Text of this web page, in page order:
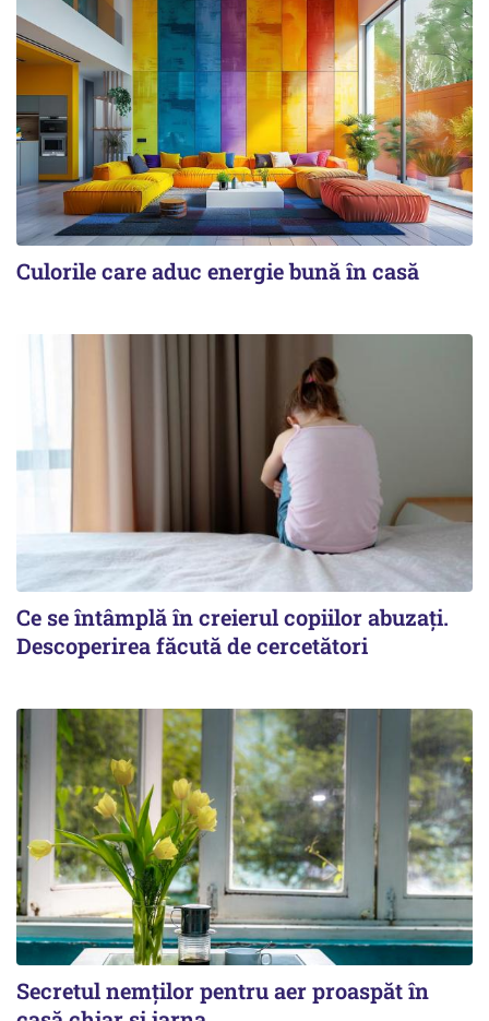
Culorile care aduc energie bună în casă
Ce se întâmplă în creierul copiilor abuzați.
Descoperirea făcută de cercetători
Secretul nemților pentru aer proaspăt în